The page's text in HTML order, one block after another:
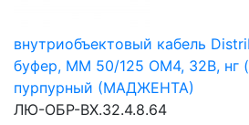
внутриобъектовый кабель
буфер, MM 50/125 OM4, 32В, нг
пурпурный (МАДЖЕНТА)
ЛЮ-ОБР-ВХ.32.4.8.64